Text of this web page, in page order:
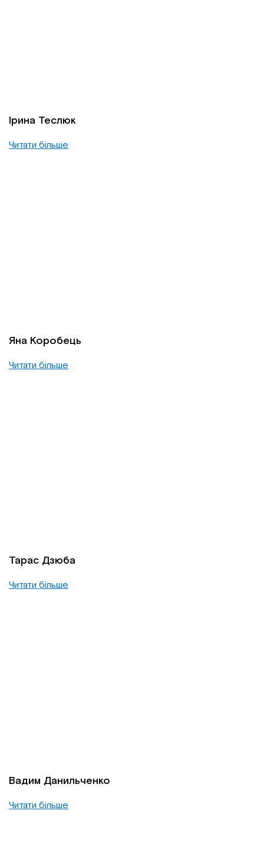
Ірина Теслюк
Читати більше
Яна Коробець
Читати більше
Тарас Дзюба
Читати більше
Вадим Данильченко
Читати більше